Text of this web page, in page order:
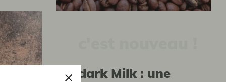
Dark Milk : une